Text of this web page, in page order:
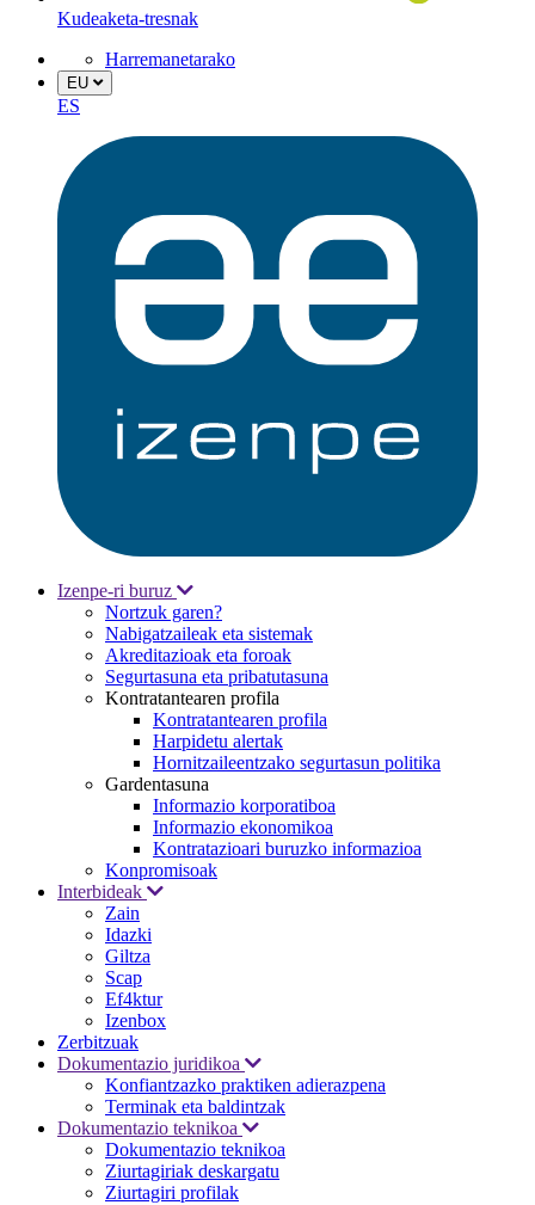
Kudeaketa-tresnak
Harremanetarako
EU
ES
Izenpe-ri buruz
Nortzuk garen?
Nabigatzaileak eta sistemak
Akreditazioak eta foroak
Segurtasuna eta pribatutasuna
Kontratantearen profila
Kontratantearen profila
Harpidetu alertak
Hornitzaileentzako segurtasun politika
Gardentasuna
Informazio korporatiboa
Informazio ekonomikoa
Kontratazioari buruzko informazioa
Konpromisoak
Interbideak
Zain
Idazki
Giltza
Scap
Ef4ktur
Izenbox
Zerbitzuak
Dokumentazio juridikoa
Konfiantzazko praktiken adierazpena
Terminak eta baldintzak
Dokumentazio teknikoa
Dokumentazio teknikoa
Ziurtagiriak deskargatu
Ziurtagiri profilak